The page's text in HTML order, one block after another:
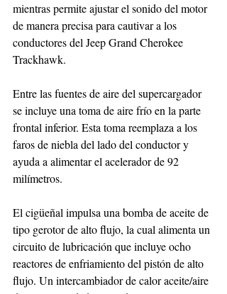
mientras permite ajustar el sonido del motor
de manera precisa para cautivar a los
conductores del Jeep Grand Cherokee
Trackhawk.
Entre las fuentes de aire del supercargador
se incluye una toma de aire frío en la parte
frontal inferior. Esta toma reemplaza a los
faros de niebla del lado del conductor y
ayuda a alimentar el acelerador de 92
milímetros.
El cigüeñal impulsa una bomba de aceite de
tipo gerotor de alto flujo, la cual alimenta un
circuito de lubricación que incluye ocho
reactores de enfriamiento del pistón de alto
flujo. Un intercambiador de calor aceite/aire